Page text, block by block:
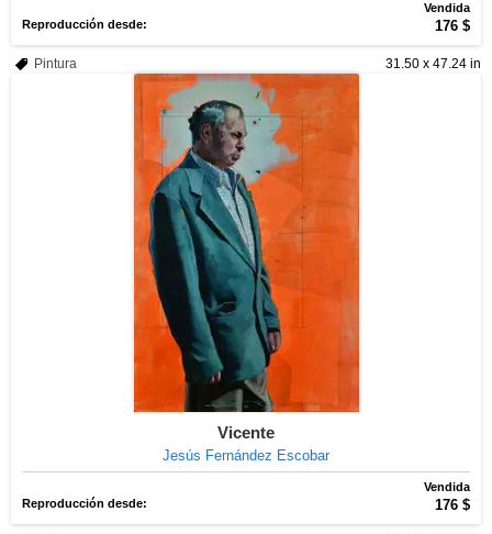
Vendida
Reproducción desde:
176 $
31.50 x 47.24 in
Pintura
Vicente
Jesús Fernández Escobar
Vendida
Reproducción desde:
176 $